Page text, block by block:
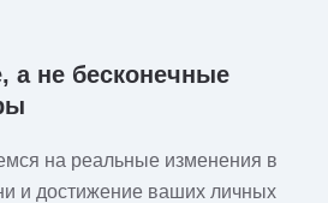
а не бесконечные
на реальные изменения в
и достижение ваших личных